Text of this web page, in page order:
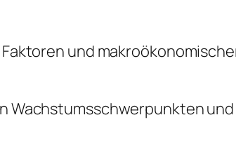
und
Wachstumsschwerpunkten